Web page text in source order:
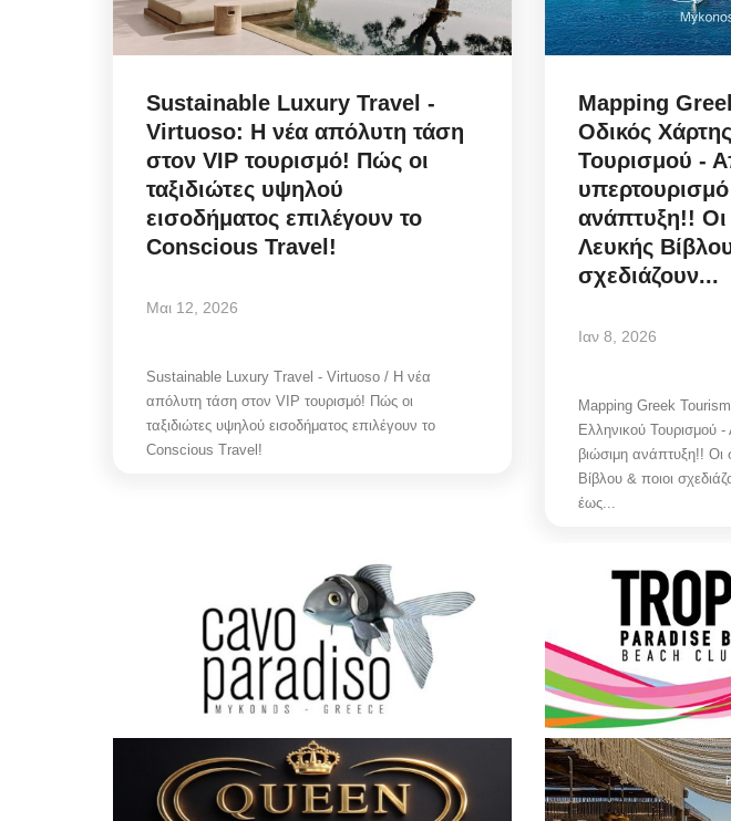
Sustainable Luxury Travel -
Virtuoso: Η νέα απόλυτη τάση
στον VIP τουρισμό! Πώς οι
ταξιδιώτες υψηλού
εισοδήματος επιλέγουν το
Conscious Travel!
Μαι 12, 2026
Sustainable Luxury Travel - Virtuoso / Η νέα
απόλυτη τάση στον VIP τουρισμό! Πώς οι
ταξιδιώτες υψηλού εισοδήματος επιλέγουν το
Conscious Travel!
Mapping
Οδικός
Τουρισμού -
ανάπτυξη!! Οι
Λευκής
σχεδιάζουν...
Ιαν 8, 2026
Mapping Greek
Ελληνικού Τουρισμού
βιώσιμη ανάπτυξη!! Οι
Βίβλου & ποιοι
έως...